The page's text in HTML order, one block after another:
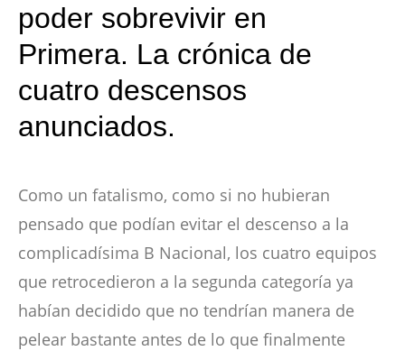
poder sobrevivir en
Primera. La crónica de
cuatro descensos
anunciados.
Como un fatalismo, como si no hubieran
pensado que podían evitar el descenso a la
complicadísima B Nacional, los cuatro equipos
que retrocedieron a la segunda categoría ya
habían decidido que no tendrían manera de
pelear bastante antes de lo que finalmente